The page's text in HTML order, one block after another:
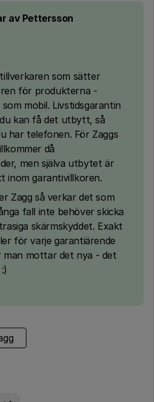
av Pettersson
som sätter
för produkterna -
mobil. Livstidsgarantin
kan få det utbytt, så
har telefonen. För Zaggs
då
men själva utbytet är
inom garantivillkoren.
Zagg så verkar det som
fall inte behöver skicka
skärmskyddet. Exakt
för varje garantiärende
man mottar det nya - det